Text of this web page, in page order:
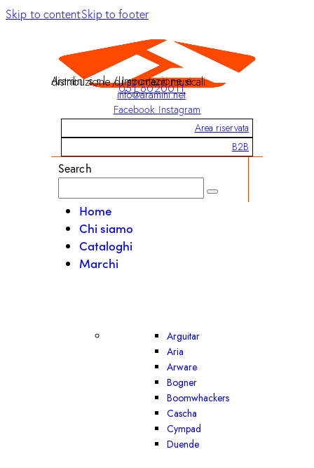
Skip to contentSkip to footer
Aramini s.r.l. / Importazione e distribuzione di strumenti musicali
051 6020011
info@aramini.net
Facebook Instagram
Area riservata
B2B
Search
Home
Chi siamo
Cataloghi
Marchi
Arguitar
Aria
Arware
Bogner
Boomwhackers
Cascha
Cympad
Duende